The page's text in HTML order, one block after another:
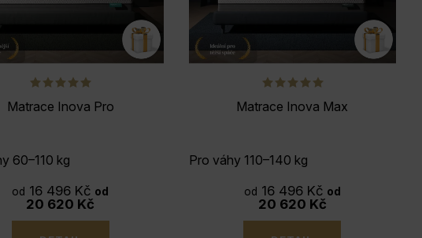
Matrace Inova Pro
60–110 kg
od 16 496 Kč od
20 620 Kč
Matrace Inova Max
Pro váhy 110–140 kg
od 16 496 Kč od
20 620 Kč